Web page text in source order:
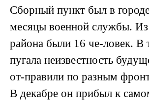
Сборный пункт был в
месяцы военной службы.
района были 16 че-ловек. В
пугала неизвестность
от-правили по разным
В декабре он прибыл к